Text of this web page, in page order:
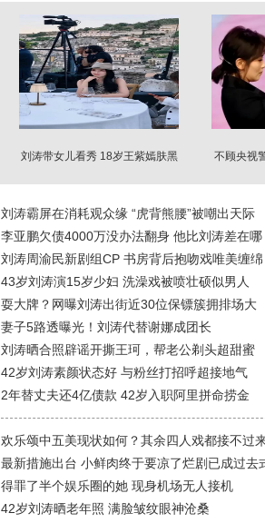
刘涛带女儿看秀 18岁王紫嫣肤黑
不顾央视
刘涛霸屏在消耗观众缘 “虎背熊腰”被嘲出天际
李亚鹏欠债4000万没办法翻身 他比刘涛差在哪
刘涛周渝民新剧组CP 书房背后抱吻戏唯美缠绵
43岁刘涛演15岁少妇 洗澡戏被喷壮硕似男人
耍大牌？网曝刘涛出街近30位保镖簇拥排场大
妻子5路透曝光！刘涛代替谢娜成团长
刘涛晒合照辟谣开撕王珂，帮老公剃头超甜蜜
42岁刘涛素颜状态好 与粉丝打招呼超接地气
2年替丈夫还4亿债款 42岁入职阿里拼命捞金
欢乐颂中五美现状如何？其余四人戏都接不过
最新措施出台 小鲜肉终于要凉了烂剧已成过去
得罪了半个娱乐圈的她 现身机场无人接机
42岁刘涛晒老年照 满脸皱纹眼神沧桑